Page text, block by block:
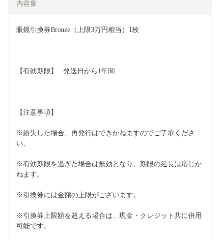
内容量
眼鏡引換券Bronze（上限3万円相当）1枚
【有効期限】	発送日から1年間
【注意事項】
※紛失した場合、再発行はできかねますのでご了承くださ
い。
※有効期限を過ぎた場合は無効となり、期限の延長は応じか
ねます。
※引換券には金額の上限がございます。
※引換券上限額を超える場合は、現金・クレジット共に併用
可能です。